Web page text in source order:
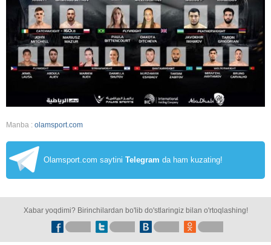
Manba : olamsport.com
Olamsport.com saytini Telegram da ham kuzating!
Xabar yoqdimi? Birinchilardan bo'lib do'stlaringiz bilan o'rtoqlashing!